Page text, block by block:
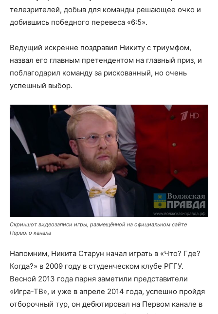
телезрителей, добыв для команды решающее очко и
добившись победного перевеса «6:5».
Ведущий искренне поздравил Никиту с триумфом,
назвал его главным претендентом на главный приз, и
поблагодарил команду за рискованный, но очень
успешный выбор.
Скриншот видеозаписи игры, размещённой на официальном сайте
Первого канала
Напомним, Никита Старун начал играть в «Что? Где?
Когда?» в 2009 году в студенческом клубе РГГУ.
Весной 2013 года парня заметили представители
«Игра-ТВ», и уже в апреле 2014 года, успешно пройдя
отборочный тур, он дебютировал на Первом канале в